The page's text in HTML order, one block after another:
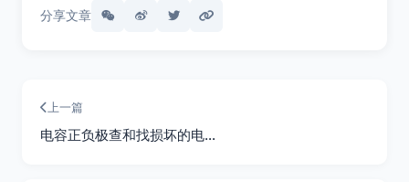
分享文章
上一篇
电容正负极查和找损坏的电…